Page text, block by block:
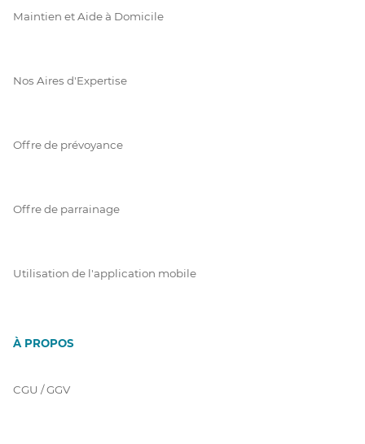
Maintien et Aide à Domicile
Nos Aires d'Expertise
Offre de prévoyance
Offre de parrainage
Utilisation de l'application mobile
À PROPOS
CGU / GGV